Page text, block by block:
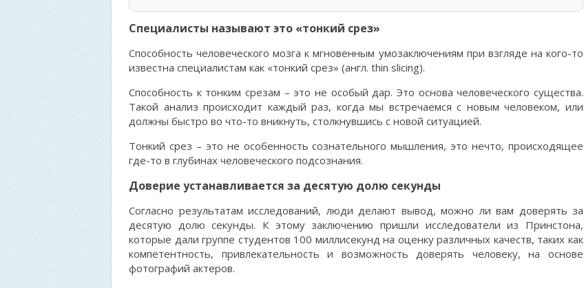
Специалисты называют это «тонкий срез»
Способность человеческого мозга к мгновенным умозаключениям при взгляде на кого-то
известна специалистам как «тонкий срез» (англ. thin slicing).
Способность к тонким срезам – это не особый дар. Это основа человеческого существа.
Такой анализ происходит каждый раз, когда мы встречаемся с новым человеком, или
должны быстро во что-то вникнуть, столкнувшись с новой ситуацией.
Тонкий срез – это не особенность сознательного мышления, это нечто, происходящее
где-то в глубинах человеческого подсознания.
Доверие устанавливается за десятую долю секунды
Согласно результатам исследований, люди делают вывод, можно ли вам доверять за
десятую долю секунды. К этому заключению пришли исследователи из Принстона,
которые дали группе студентов 100 миллисекунд на оценку различных качеств, таких как
компетентность, привлекательность и возможность доверять человеку, на основе
фотографий актеров.